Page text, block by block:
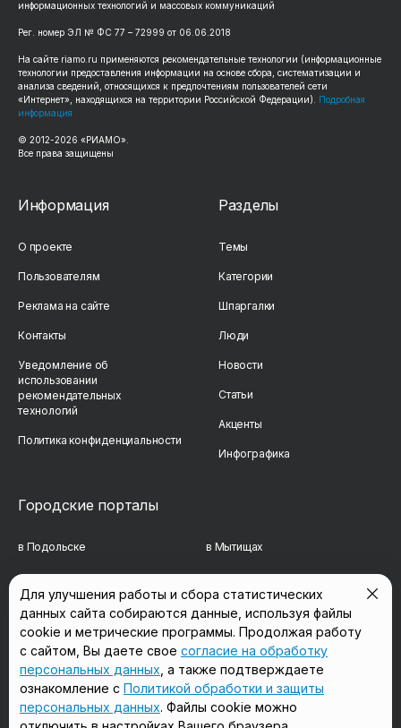
информационных технологий и массовых коммуникаций
Рег. номер ЭЛ № ФС 77 – 72999 от 06.06.2018
На сайте riamo.ru применяются рекомендательные технологии (информационные
технологии предоставления информации на основе сбора, систематизации и
анализа сведений, относящихся к предпочтениям пользователей сети
«Интернет», находящихся на территории Российской Федерации). Подробная
информация
© 2012-2026 «РИАМО».
Все права защищены
Информация
О проекте
Пользователям
Реклама на сайте
Контакты
Уведомление об
использовании
рекомендательных
технологий
Политика конфиденциальности
Разделы
Темы
Категории
Шпаргалки
Люди
Новости
Статьи
Акценты
Инфографика
Городские порталы
в Подольске в Мытищах
в Сергиевом Посаде в Люберцах
в Красногорске в Королёве
в Домодедово в Щёлково
Для улучшения работы и сбора статистических
данных сайта собираются данные, используя файлы
cookie и метрические программы. Продолжая работу
с сайтом, Вы даете свое согласие на обработку
персональных данных , а также подтверждаете
ознакомление с Политикой обработки и защиты
персональных данных. Файлы cookie можно